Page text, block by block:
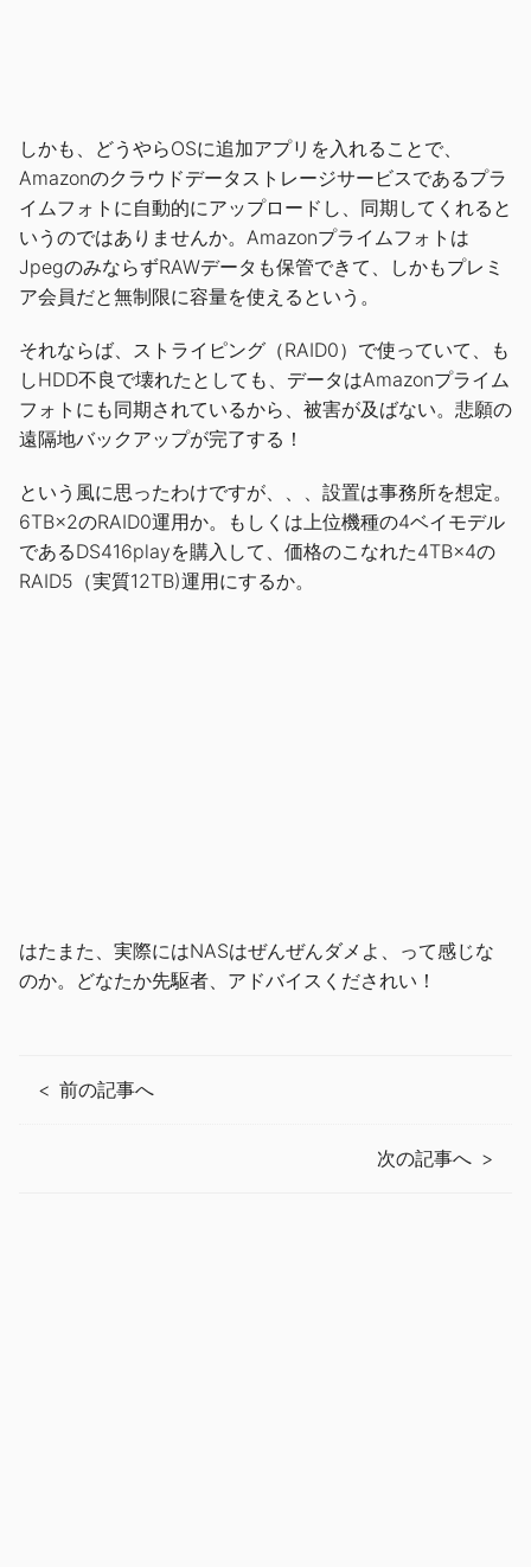
しかも、どうやらOSに追加アプリを入れることで、
Amazonのクラウドデータストレージサービスであるプラ
イムフォトに自動的にアップロードし、同期してくれると
いうのではありませんか。Amazonプライムフォトは
JpegのみならずRAWデータも保管できて、しかもプレミ
ア会員だと無制限に容量を使えるという。
それならば、ストライピング（RAID0）で使っていて、も
しHDD不良で壊れたとしても、データはAmazonプライム
フォトにも同期されているから、被害が及ばない。悲願の
遠隔地バックアップが完了する！
という風に思ったわけですが、、、設置は事務所を想定。
6TB×2のRAID0運用か。もしくは上位機種の4ベイモデル
であるDS416playを購入して、価格のこなれた4TB×4の
RAID5（実質12TB)運用にするか。
はたまた、実際にはNASはぜんぜんダメよ、って感じな
のか。どなたか先駆者、アドバイスくだされい！
前の記事へ
次の記事へ